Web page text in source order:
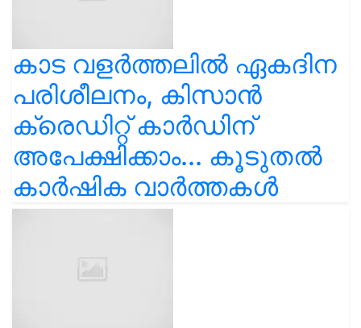
കാട വളര്‍ത്തലിൽ ഏകദിന
പരിശീലനം, കിസാൻ
ക്രെഡിറ്റ് കാർഡിന്
അപേക്ഷിക്കാം... കൂടുതൽ
കാർഷിക വാർത്തകൾ